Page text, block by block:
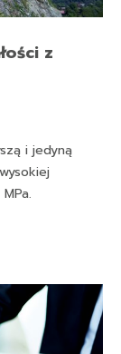
z
i jedyną